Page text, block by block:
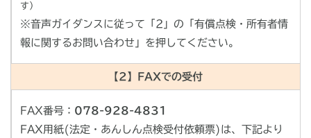
す）
※音声ガイダンスに従って「2」の「有償点検・所有者情
報に関するお問い合わせ」を押してください。
【2】FAXでの受付
FAX番号： 078-928-4831
FAX用紙(法定・あんしん点検受付依頼票)は、下記より